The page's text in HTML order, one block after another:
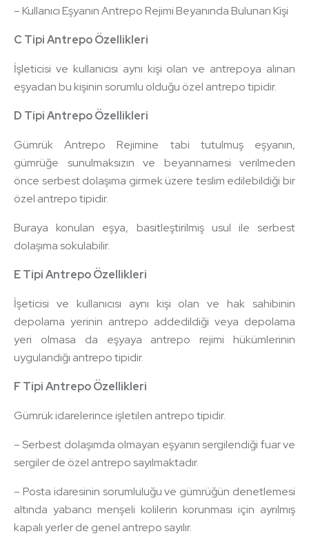
– Kullanıcı Eşyanın Antrepo Rejimi Beyanında Bulunan Kişi
C Tipi Antrepo Özellikleri
İşleticisi ve kullanıcısı aynı kişi olan ve antrepoya alınan
eşyadan bu kişinin sorumlu olduğu özel antrepo tipidir.
D Tipi Antrepo Özellikleri
Gümrük Antrepo Rejimine tabi tutulmuş eşyanın,
gümrüğe sunulmaksızın ve beyannamesi verilmeden
önce serbest dolaşıma girmek üzere teslim edilebildiği bir
özel antrepo tipidir.
Buraya konulan eşya, basitleştirilmiş usul ile serbest
dolaşıma sokulabilir.
E Tipi Antrepo Özellikleri
İşeticisi ve kullanıcısı aynı kişi olan ve hak sahibinin
depolama yerinin antrepo addedildiği veya depolama
yeri olmasa da eşyaya antrepo rejimi hükümlerinin
uygulandığı antrepo tipidir.
F Tipi Antrepo Özellikleri
Gümrük idarelerince işletilen antrepo tipidir.
– Serbest dolaşımda olmayan eşyanın sergilendiği fuar ve
sergiler de özel antrepo sayılmaktadır.
– Posta idaresinin sorumluluğu ve gümrüğün denetlemesi
altında yabancı menşeli kolilerin korunması için ayrılmış
kapalı yerler de genel antrepo sayılır.